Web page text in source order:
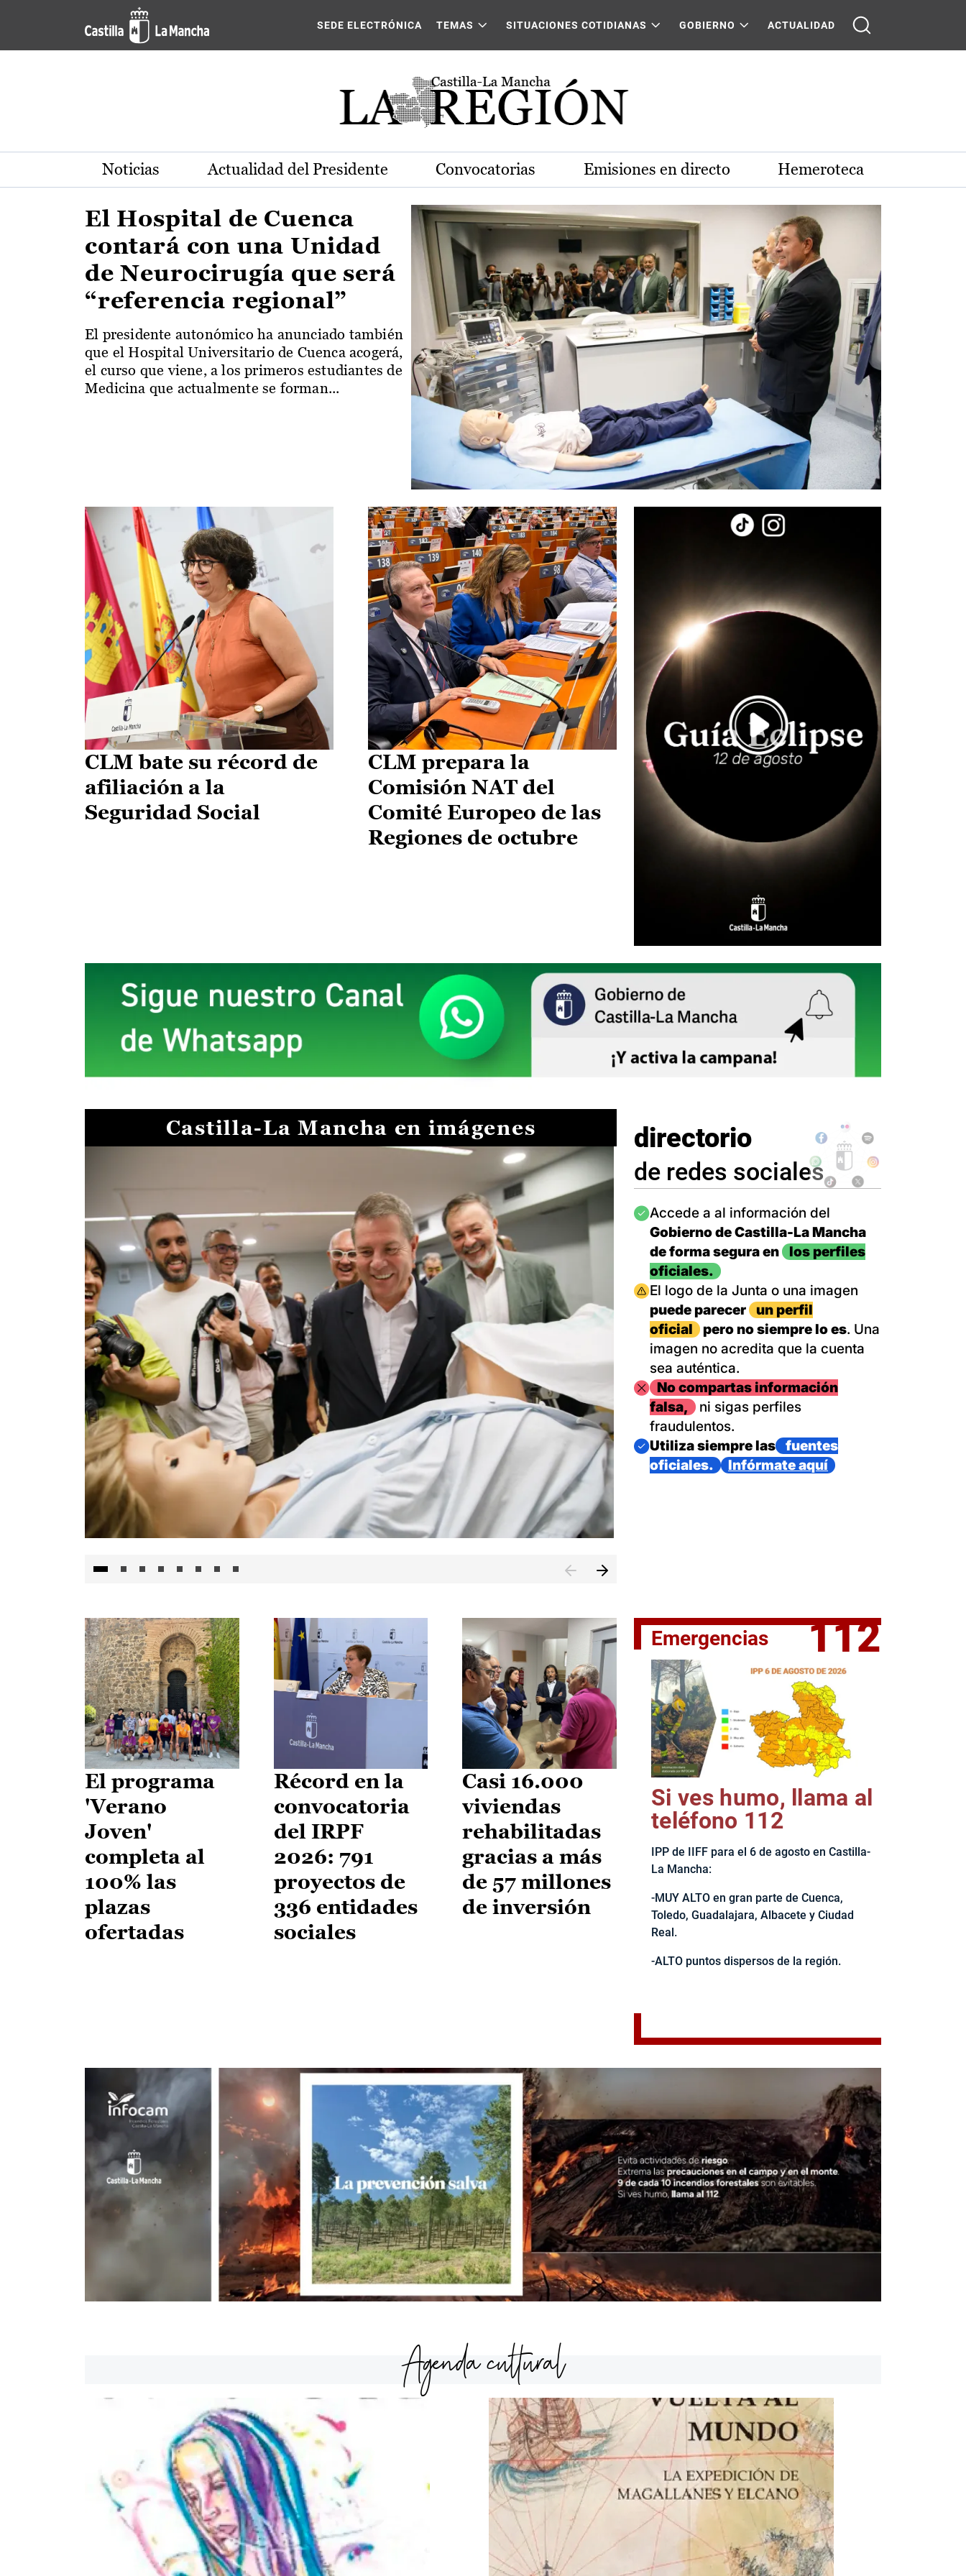
Pasar al contenido principal
Actualidad de la región de Castilla-La Mancha
SEDE ELECTRÓNICA TEMAS SITUACIONES COTIDIANAS GOBIERNO ACTUALIDAD
Noticias Actualidad del Presidente Convocatorias Emisiones en directo Hemeroteca
El Hospital de Cuenca
contará con una Unidad
de Neurocirugía que será
“referencia regional”
El presidente autonómico ha anunciado también
que el Hospital Universitario de Cuenca acogerá,
el curso que viene, a los primeros estudiantes de
Medicina que actualmente se forman...
CLM bate su récord de
afiliación a la
Seguridad Social
CLM prepara la
Comisión NAT del
Comité Europeo de las
Regiones de octubre
Castilla-La Mancha en imágenes
El jefe del Ejecutivo castellanomanchego, Emiliano García-
directorio
de redes sociales
Imagen
Accede a al información del
Gobierno de Castilla-La Mancha
de forma segura en
los perfiles
oficiales.
Imagen
El logo de la Junta o una imagen
puede parecer
un perfil
oficial
pero no siempre lo es. Una
imagen no acredita que la cuenta
sea auténtica.
ImagenNo compartas información
falsa,
ni sigas perfiles
fraudulentos.
Imagen
Utiliza siempre las
fuentes
oficiales.
Infórmate aquí
El programa
'Verano
Joven'
completa al
100% las
plazas
ofertadas
Récord en la
convocatoria
del IRPF
2026: 791
proyectos de
336 entidades
sociales
Casi 16.000
viviendas
rehabilitadas
gracias a más
de 57 millones
de inversión
Emergencias 112
Si ves humo, llama al
teléfono 112
IPP de IIFF para el 6 de agosto en Castilla-
La Mancha:
-MUY ALTO en gran parte de Cuenca,
Toledo, Guadalajara, Albacete y Ciudad
Real.
-ALTO puntos dispersos de la región.
Agenda cultural